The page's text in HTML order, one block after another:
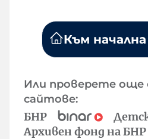
Към
Или проверете
сайтове:
БНР
Архивен фонд на БНР